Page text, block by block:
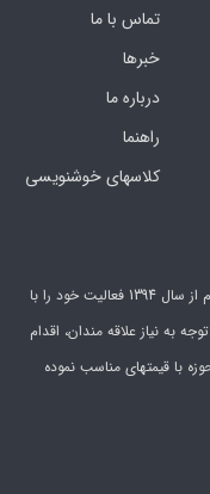
تماس با ما
خبرها
درباره ما
راهنما
کلاسهای خوشنویسی
تیم هنری کلک عشق با هدف اعتلای هنر این مرز و بوم از سال 1394 فعالیت خود را با
به نیاز علاقه مندان، اقدام
با قیمتهای مناسب نموده